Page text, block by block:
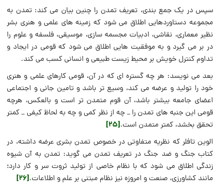
سپس در یک جمع بندی، تعریف تمدن را چنین بیان می کند: تمدن به
مجموعه دستاوردهایی اطلاق می شود که زمینه های علمی و هنری بشر
نظیر معماری، نقاشی، ادبیات مجسمه سازی، موسیقی، فلسفه و علوم را
در بر می گیرد و به موفقیت هایی اطلاق می شود که قومی در ایجاد و
تداوم کنترل خویش بر محیط زیست طبیعی و انسانی کسب می کند.
بعد می نویسد: هر چه گستره ای که در آن، قومی کارهای علمی و هنری
خود را تولید و عرضه می کند، وسیع تر باشد و تامین جانی و اجتماعی
اعضای جامعه بیشتر باشد، آن قوم متمدن تر است و بالعکس، هرچه
قومی این جنبه های تمدن را _ چه از نظر کمی و چه به لحاظ کیفی _ کمتر
تحقق بخشد، کمتر متمدن است.[25]
الوین تافلر که نظریه متفاوتی در خصوص تمدن بشری عرضه داشته، در
کتاب جنگ و ضد جنگ در تعریف تمدن می گوید: تمدن به آن شیوه
زندگی اطلاق می شود که با نظام خاصی از تولید ثروت سر و کار دارد؛
مانند کشاورزی، صنعت و امروزه نیز نظام مبتنی بر علم و اطلاعات.[26]